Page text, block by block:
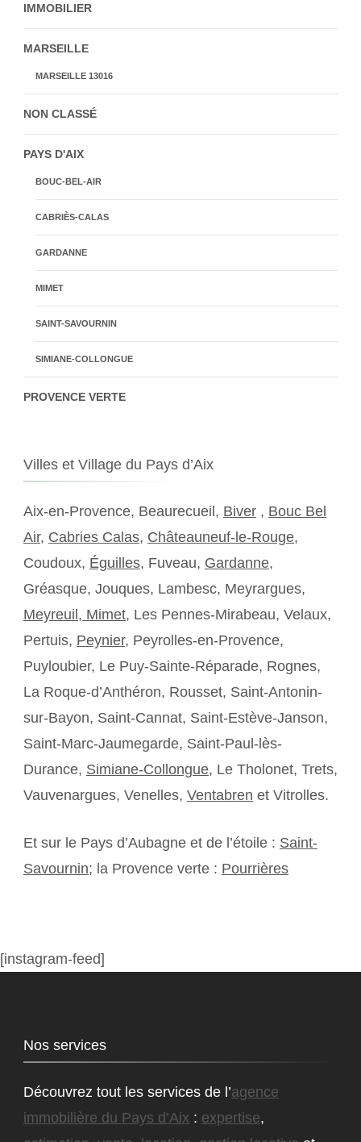
IMMOBILIER
MARSEILLE
MARSEILLE 13016
NON CLASSÉ
PAYS D'AIX
BOUC-BEL-AIR
CABRIÈS-CALAS
GARDANNE
MIMET
SAINT-SAVOURNIN
SIMIANE-COLLONGUE
PROVENCE VERTE
Villes et Village du Pays d’Aix
Aix-en-Provence, Beaurecueil, Biver , Bouc Bel
Air, Cabries Calas, Châteauneuf-le-Rouge,
Coudoux, Éguilles, Fuveau, Gardanne,
Gréasque, Jouques, Lambesc, Meyrargues,
Meyreuil, Mimet, Les Pennes-Mirabeau, Velaux,
Pertuis, Peynier, Peyrolles-en-Provence,
Puyloubier, Le Puy-Sainte-Réparade, Rognes,
La Roque-d’Anthéron, Rousset, Saint-Antonin-
sur-Bayon, Saint-Cannat, Saint-Estève-Janson,
Saint-Marc-Jaumegarde, Saint-Paul-lès-
Durance, Simiane-Collongue, Le Tholonet, Trets,
Vauvenargues, Venelles, Ventabren et Vitrolles.
Et sur le Pays d’Aubagne et de l’étoile : Saint-
Savournin; la Provence verte : Pourrières
[instagram-feed]
Nos services
Découvrez tout les services de l’agence
immobilière du Pays d’Aix : expertise,